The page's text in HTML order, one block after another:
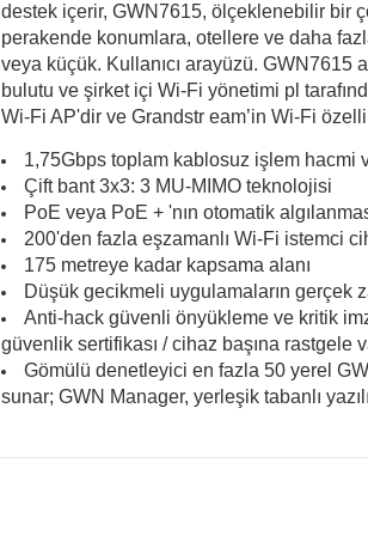
destek içerir, GWN7615, ölçeklenebilir bir
perakende konumlara, otellere ve daha
veya küçük. Kullanıcı arayüzü. GWN7615
bulutu ve şirket içi Wi-Fi yönetimi pl
Wi-Fi AP'dir ve Grandstr eam’in Wi-Fi
1,75Gbps toplam kablosuz işlem hacmi
Çift bant 3x3: 3 MU-MIMO teknolojisi
PoE veya PoE + 'nın otomatik
200'den fazla eşzamanlı Wi-Fi istemci
175 metreye kadar kapsama alanı
Düşük gecikmeli uygulamaların gerçek
Anti-hack güvenli önyükleme ve kritik
güvenlik sertifikası / cihaz başına rastgele
Gömülü denetleyici en fazla 50 yerel
sunar; GWN Manager, yerleşik tabanlı